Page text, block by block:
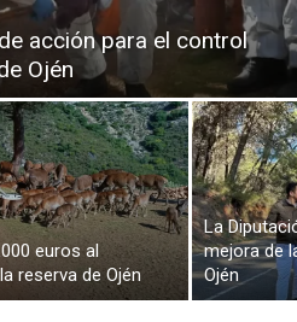
acción para el control
Ojén
euros al
reserva de Ojén
La
mejora de
Ojén